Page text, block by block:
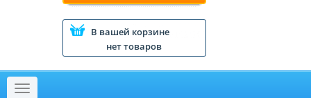
В вашей корзине
нет товаров
Меню